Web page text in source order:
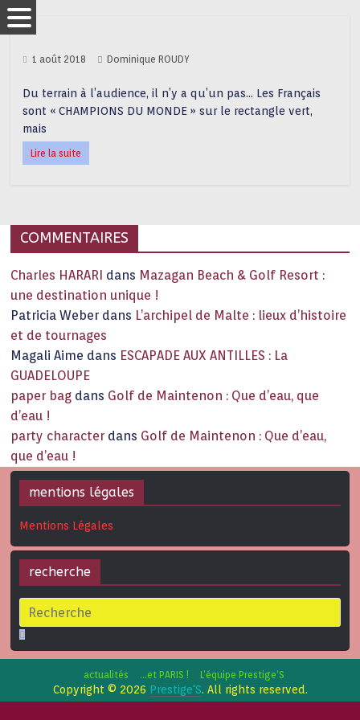
1 août 2018 Dominique ROUDY
Du terrain à l’audience, il n’y a qu’un pas… Les Français
sont « CHAMPIONS DU MONDE » sur le rectangle vert,
mais
Lire la suite
COMMENTAIRES
Charles HARARI dans Mazagan Beach & Golf Resort :
une destination unique !
Patricia Weber dans L’archipel de Malte : lieux d’histoire
et de tournages
Magali Aime dans ESCAPADE AUX ANTILLES : La
GUADELOUPE
paper bag dans Golf de Maintenon : Que d’eau, que
d’eau !
party character dans Golf de Maintenon : Que d’eau,
que d’eau !
mentions légales
Mentions Légales
recherche
actualités …et PARIS ! L’équipe Prestige’S
Copyright © 2026 Prestige'S. All rights reserved.